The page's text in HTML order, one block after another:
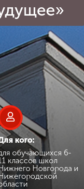
кого:
обучающихся 6-
классов школ
Новгорода и